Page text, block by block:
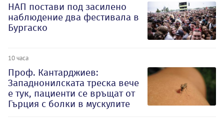
НАП постави под засилено
наблюдение два фестивала в
Бургаско
10 часа
Проф. Кантарджиев:
Западнонилската треска вече
е тук, пациенти се връщат от
Гърция с болки в мускулите